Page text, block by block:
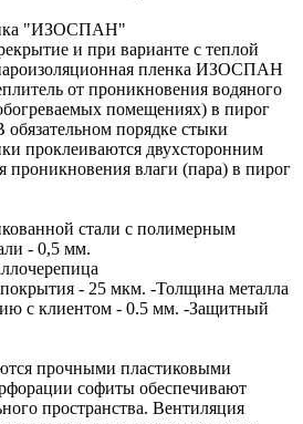
"ИЗОСПАН"
и при варианте с теплой
пленка ИЗОСПАН
от проникновения водяного
помещениях) в пирог
порядке стыки
проклеиваются двухсторонним
проникновения влаги (пара) в пирог
стали с полимерным
- 0,5 мм.
- 25 мкм. -Толщина металла
с клиентом - 0.5 мм. -Защитный
прочными пластиковыми
софиты обеспечивают
пространства. Вентиляция